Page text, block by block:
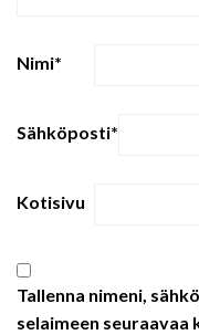
Nimi*
Sähköposti*
Kotisivu
Tallenna nimeni,
selaimeen